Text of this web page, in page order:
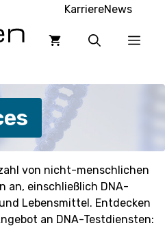
KarriereNews
von nicht-menschlichen
an, einschließlich DNA-
Lebensmittel. Entdecken
an DNA-Testdiensten: